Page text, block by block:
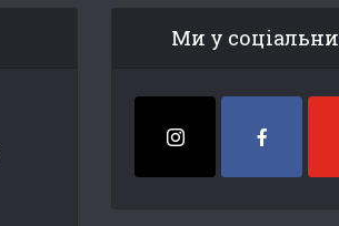
Ми у